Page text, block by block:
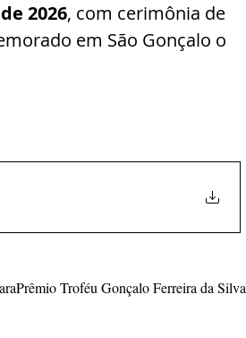
2026, com cerimônia de
em São Gonçalo o
Prêmio Troféu Gonçalo Ferreira da Silva